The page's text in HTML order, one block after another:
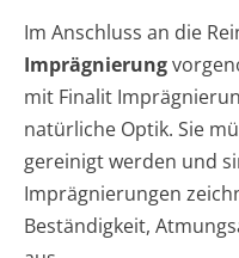
Im Anschluss an die
Imprägnierung
mit Finalit
natürliche Optik. Sie
gereinigt werden und
Imprägnierungen
Beständigkeit,